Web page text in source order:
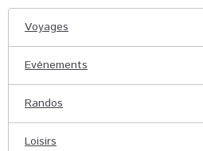
Voyages
Evénements
Randos
Loisirs